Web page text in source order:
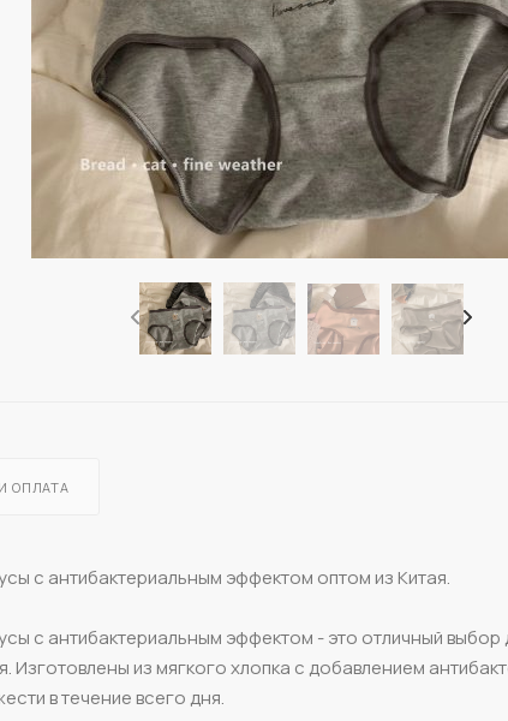
ОПЛАТА
с антибактериальным эффектом оптом из Китая.
с антибактериальным эффектом - это отличный
Изготовлены из мягкого хлопка с добавлением
в течение всего дня.